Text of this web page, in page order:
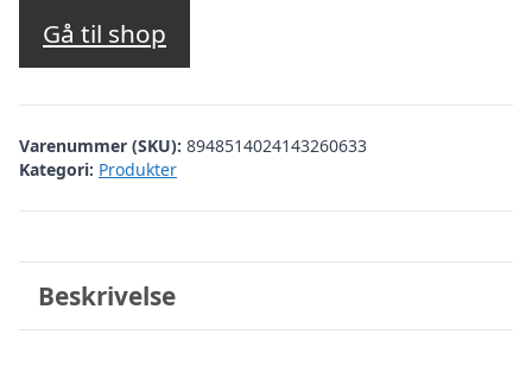
Gå til shop
Varenummer (SKU): 8948514024143260633
Kategori: Produkter
Beskrivelse